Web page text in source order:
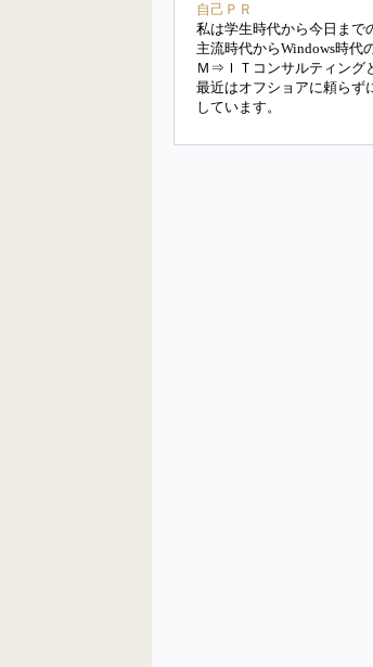
自己ＰＲ
私は学生時代から今日まで
主流時代からWindows時
Ｍ⇒ＩＴコンサルティング
最近はオフショアに頼らず
しています。